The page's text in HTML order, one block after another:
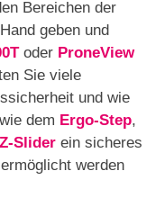
Bereichen der
geben und
oder ProneView
Sie viele
und wie
dem Ergo-Step,
Z-Slider ein sicheres
werden